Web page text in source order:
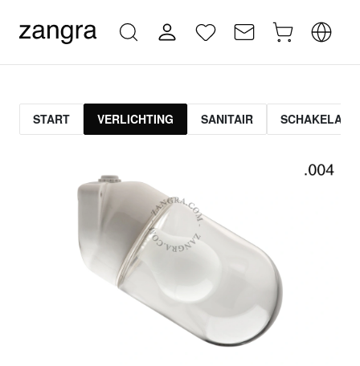
START VERLICHTING SANITAIR